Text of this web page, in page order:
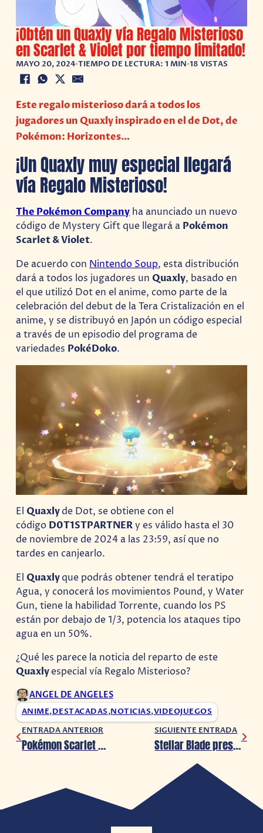
¡Obtén un Quaxly vía Regalo Misterioso
en Scarlet & Violet por tiempo limitado!
MAYO 20, 2024•TIEMPO DE LECTURA: 1 MIN•18 VISTAS
Este regalo misterioso dará a todos los
jugadores un Quaxly inspirado en el de Dot, de
Pokémon: Horizontes…
¡Un Quaxly muy especial llegará
vía Regalo Misterioso!
The Pokémon Companyha anunciado un nuevo
código de Mystery Gift que llegará a Pokémon
Scarlet & Violet.
De acuerdo con Nintendo Soup, esta distribución
dará a todos los jugadores un Quaxly, basado en
el que utilizó Dot en el anime, como parte de la
celebración del debut de la Tera Cristalización en el
anime, y se distribuyó en Japón un código especial
a través de un episodio del programa de
variedades PokéDoko.
El Quaxlyde Dot, se obtiene con el
código D0T1STPARTNERy es válido hasta el 30
de noviembre de 2024 a las 23:59, así que no
tardes en canjearlo.
El Quaxlyque podrás obtener tendrá el teratipo
Agua, y conocerá los movimientos Pound, y Water
Gun, tiene la habilidad Torrente, cuando los PS
están por debajo de 1/3, potencia los ataques tipo
agua en un 50%.
¿Qué les parece la noticia del reparto de este
Quaxlyespecial vía Regalo Misterioso?
ANGEL DE ANGELES
ANIME,DESTACADAS,NOTICIAS,VIDEOJUEGOS
ENTRADA ANTERIOR
Pokémon Scarlet & Violet: ¡Llegan las Tera Incursiones de Ferropúas y Pelarena!
SIGUIENTE ENTRADA
Stellar Blade presenta su hamburguesa edición especial